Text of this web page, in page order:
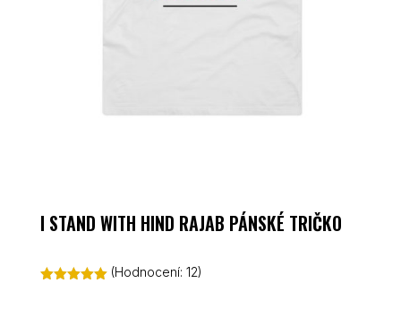
I STAND WITH HIND RAJAB PÁNSKÉ TRIČKO
(Hodnocení:12)